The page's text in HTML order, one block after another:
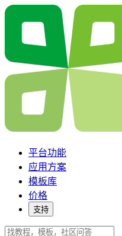
平台功能
应用方案
模板库
价格
支持